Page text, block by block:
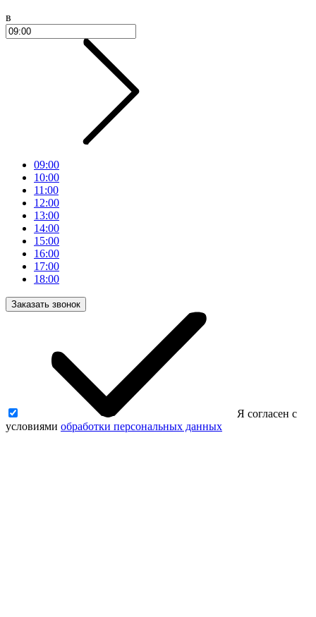
в
09:00
10:00
11:00
12:00
13:00
14:00
15:00
16:00
17:00
18:00
Заказать звонок
Я согласен с
условиями обработки персональных данных